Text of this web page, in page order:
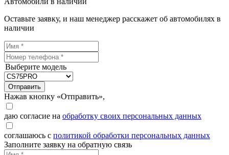
Оставьте заявку, и наш менеджер расскажет об автомобилях в
наличии
Выберите модель
Отправить
Нажав кнопку «Отправить»,
даю согласие на обработку своих персональных данных
соглашаюсь с политикой обработки персональных данных
Заполните заявку на обратную связь